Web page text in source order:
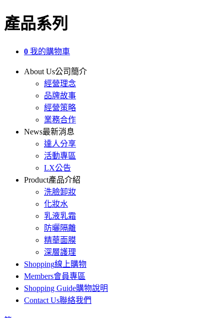
產品系列
0 我的購物車
About Us公司簡介
經營理念
品牌故事
經營策略
業務合作
News最新消息
達人分享
活動專區
LX公告
Product產品介紹
洗臉卸妝
化妝水
乳液乳霜
防曬隔離
精華面膜
深層護理
Shopping線上購物
Members會員專區
Shopping Guide購物說明
Contact Us聯絡我們